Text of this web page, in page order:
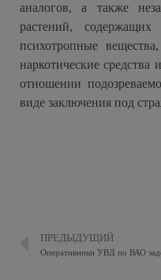
аналогов, а также
растений, содержащих
психотропные
наркотические
отношении
виде заключения под
ПРЕДЫДУЩИЙ